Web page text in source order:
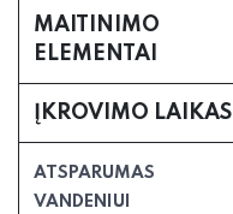
MAITINIMO
ELEMENTAI
ĮKROVIMO LAIKAS
ATSPARUMAS
VANDENIUI